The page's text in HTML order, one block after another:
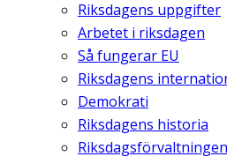
Riksdagens uppgifter
Arbetet i riksdagen
Så fungerar EU
Riksdagens
Demokrati
Riksdagens historia
Riksdagsförvaltningen